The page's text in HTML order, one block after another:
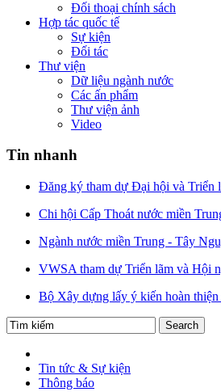
Đối thoại chính sách
Hợp tác quốc tế
Sự kiện
Đối tác
Thư viện
Dữ liệu ngành nước
Các ấn phẩm
Thư viện ảnh
Video
Tin nhanh
Đăng ký tham dự Đại hội và Triển
Chi hội Cấp Thoát nước miền
Ngành nước miền Trung - Tây
VWSA tham dự Triển lãm và Hội
Bộ Xây dựng lấy ý kiến hoàn
Tin tức & Sự kiện
Thông báo